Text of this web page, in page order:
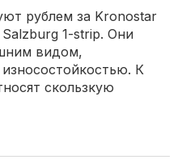
рублем за Kronostar
1-strip. Они
видом,
К
скользкую